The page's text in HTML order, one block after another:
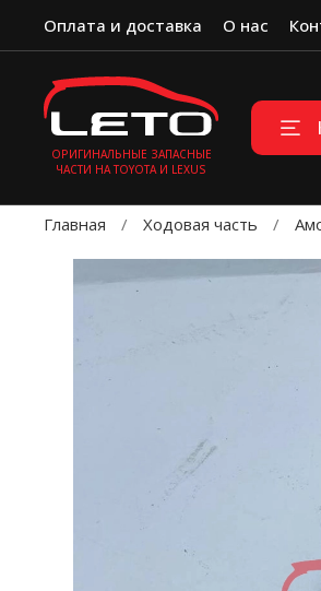
Оплата и доставка О нас
ОРИГИНАЛЬНЫЕ ЗАПАСНЫЕ
ЧАСТИ НА TOYOTA И LEXUS
Главная Ходовая часть